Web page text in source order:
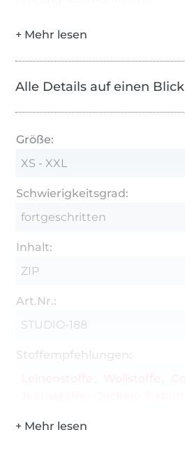
Alle Details auf einen Blick
Größe:
XS - XXL
Schwierigkeitsgrad:
fortgeschritten
Inhalt:
ZIP
Art.Nr.:
STUDIO-188
Stoffempfehlungen: